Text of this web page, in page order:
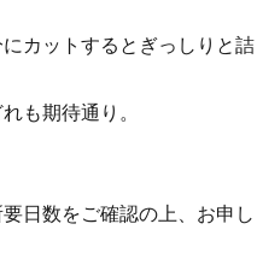
カットするとぎっしりと詰
も期待通り。
日数をご確認の上、お申し